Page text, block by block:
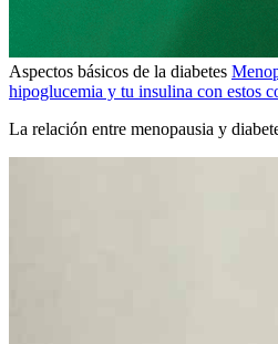
Aspectos básicos de la diabetes
hipoglucemia y tu insulina con estos
La relación entre menopausia y